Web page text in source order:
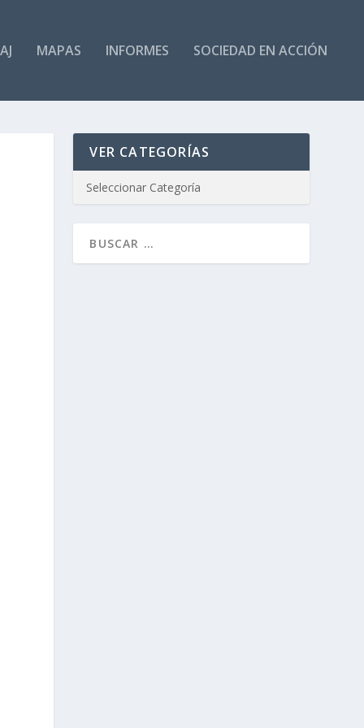
MAPAS INFORMES SOCIEDAD EN ACCIÓN
VER CATEGORÍAS